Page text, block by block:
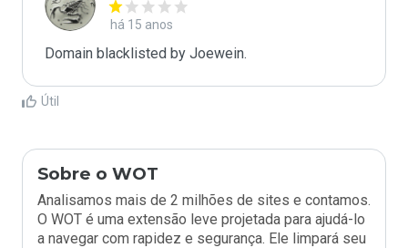
há 15 anos
Domain blacklisted by Joewein.
Útil
Sobre o WOT
Analisamos mais de 2 milhões de sites e contamos.
O WOT é uma extensão leve projetada para ajudá-lo
a navegar com rapidez e segurança. Ele limpará seu